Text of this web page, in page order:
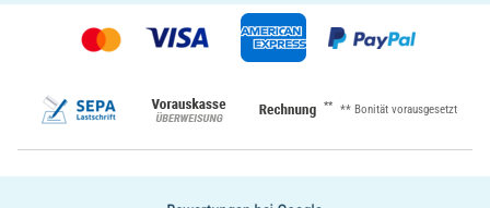
** ** Bonität vorausgesetzt